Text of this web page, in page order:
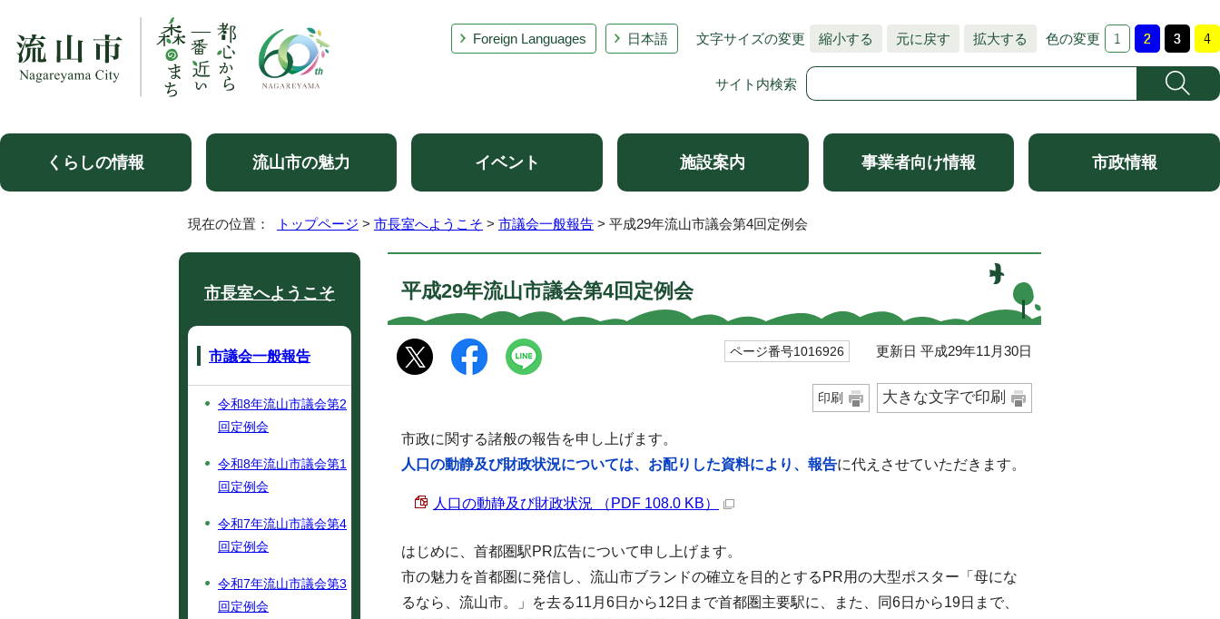
Foreign Languages 日本語 文字サイズの変更 縮小する 元に戻す 拡大する 色の変更
サイト内検索
くらしの情報 流山市の魅力 イベント 施設案内 事業者向け情報 市政情報
現在の位置： トップページ > 市長室へようこそ > 市議会一般報告 > 平成29年流山市議会第4回定例会
平成29年流山市議会第4回定例会
ページ番号1016926 更新日 平成29年11月30日
印刷 大きな文字で印刷
市政に関する諸般の報告を申し上げます。
人口の動静及び財政状況については、お配りした資料により、報告に代えさせていただきます。
人口の動静及び財政状況 （PDF 108.0 KB）
はじめに、首都圏駅PR広告について申し上げます。
市の魅力を首都圏に発信し、流山市ブランドの確立を目的とするPR用の大型ポスター「母にな
るなら、流山市。」を去る11月6日から12日まで首都圏主要駅に、また、同6日から19日まで、
市長室へようこそ
市議会一般報告
令和8年流山市議会第2
回定例会
令和8年流山市議会第1
回定例会
令和7年流山市議会第4
回定例会
令和7年流山市議会第3
回定例会